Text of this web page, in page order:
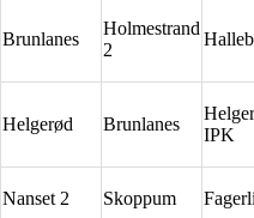
Brunlanes
Holmestrand
2
Helgerød Brunlanes
IPK
Nanset 2 Skoppum